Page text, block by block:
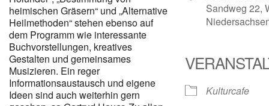
Sandweg 22,
Kulturcafe
heimischen Gräsern“ und „Alternative
Heilmethoden“ stehen ebenso auf
dem Programm wie interessante
Buchvorstellungen, kreatives
Gestalten und gemeinsames
Musizieren. Ein reger
Informationsaustausch und eigene
Ideen sind auch weiterhin gern